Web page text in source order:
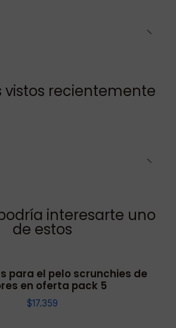
vistos recientemente
interesarte uno
de estos
para el pelo scrunchies de
en oferta pack 5
$17.359